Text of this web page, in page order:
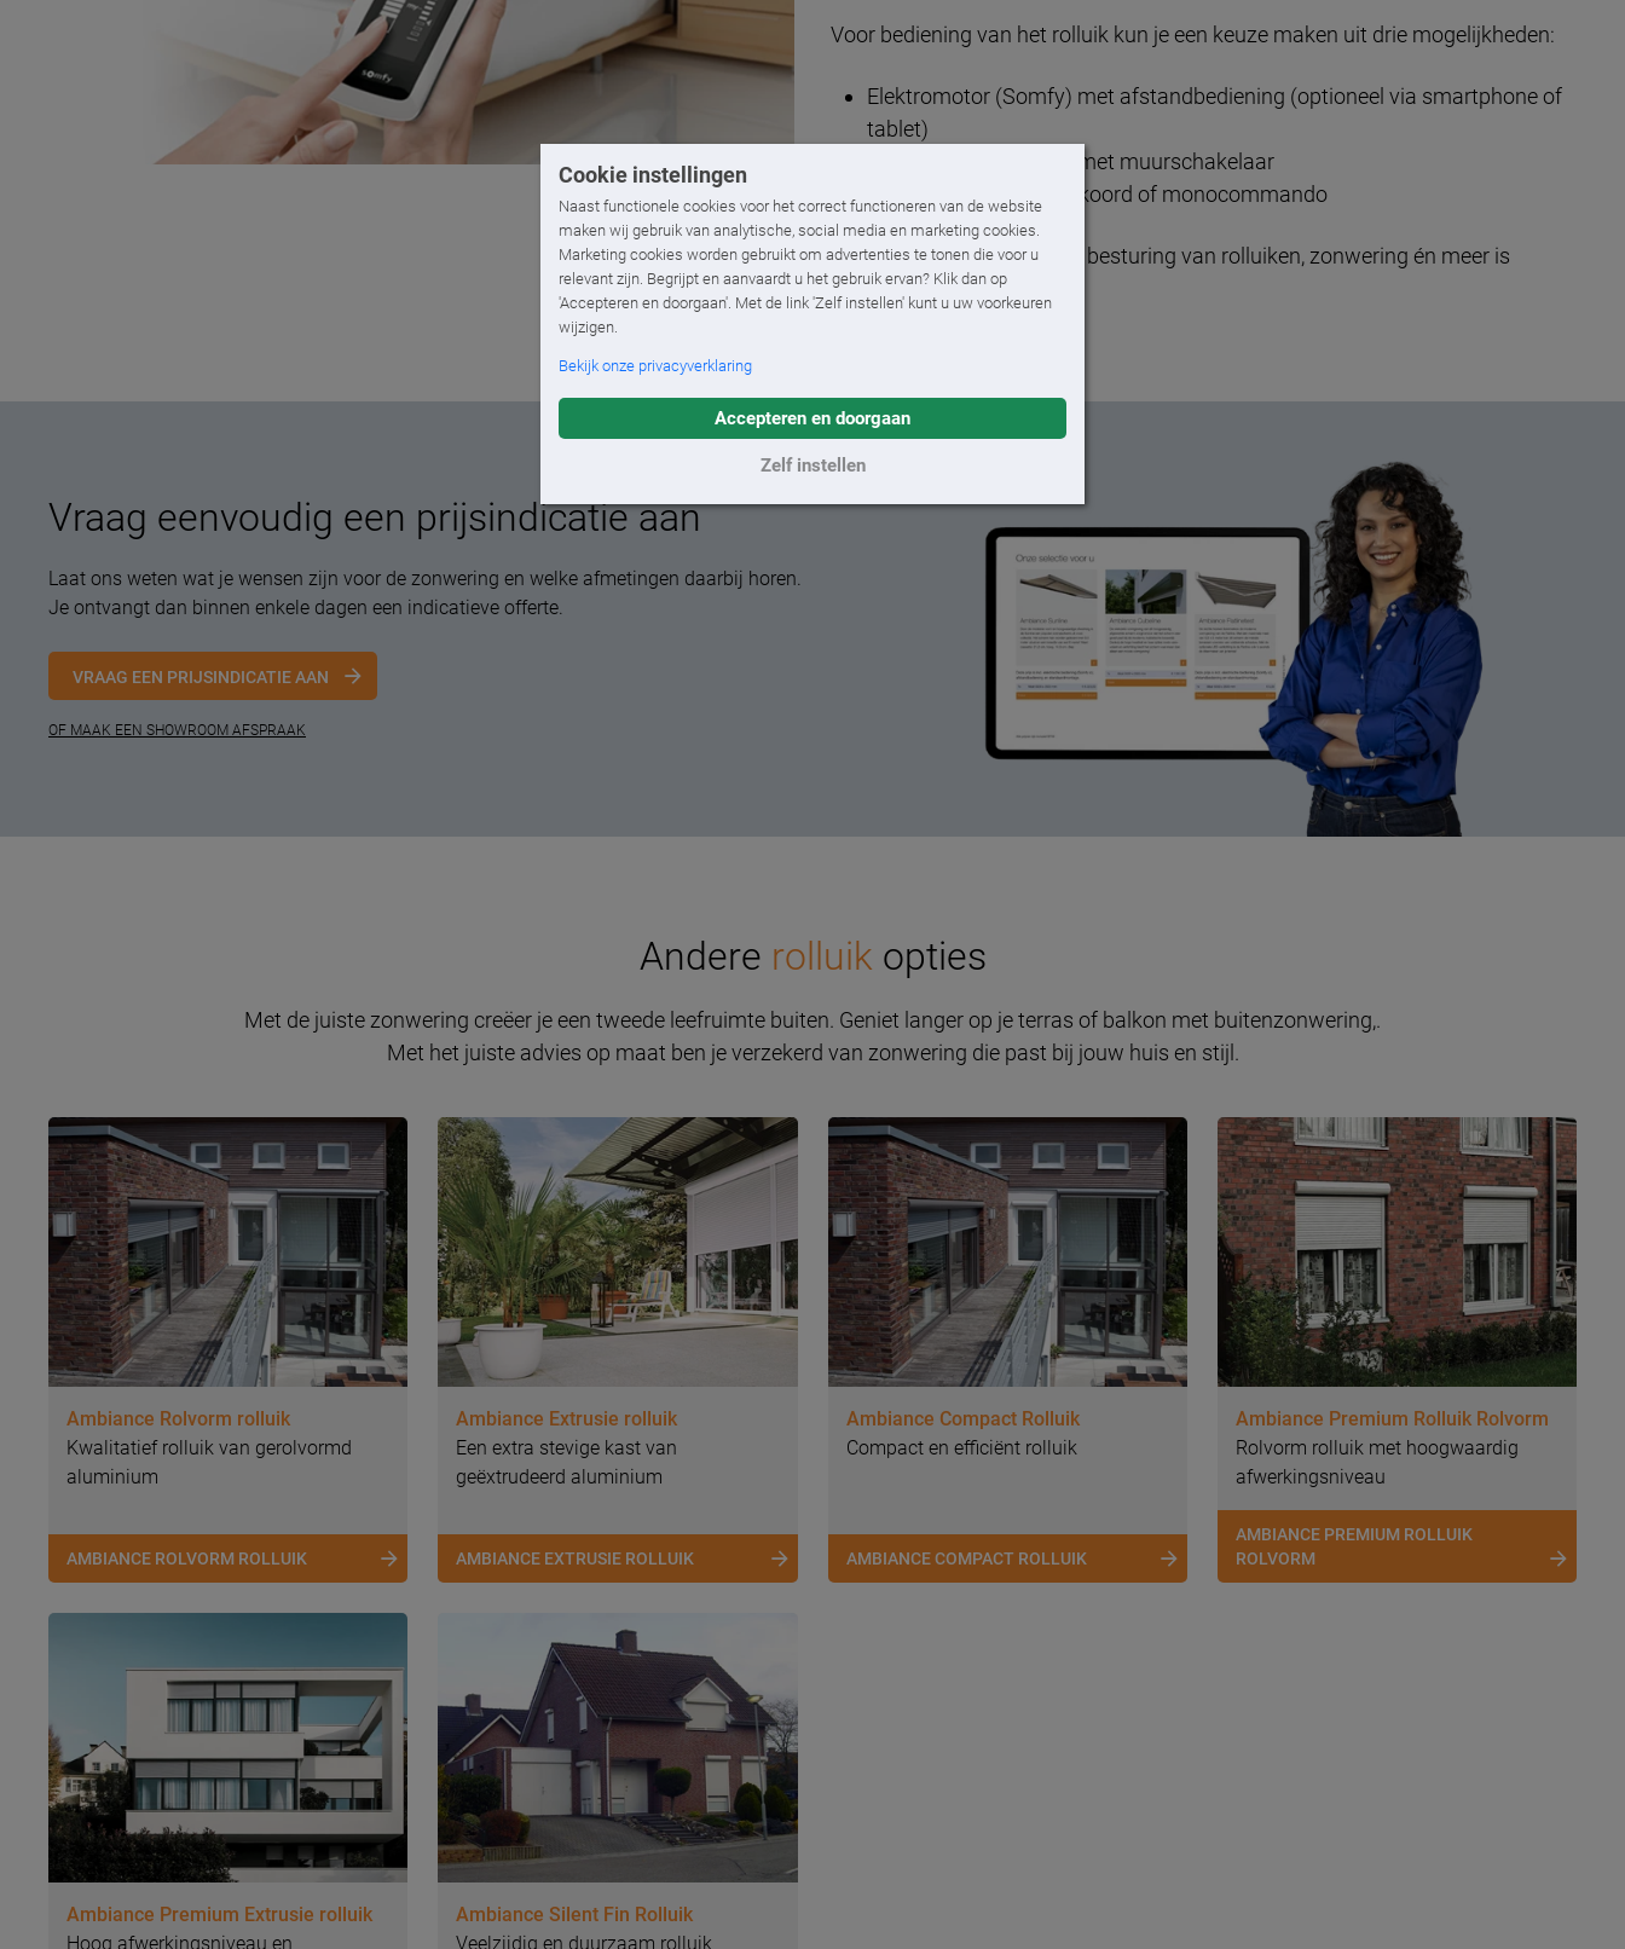
Cookie instellingen
Naast functionele cookies voor het correct functioneren van de website
maken wij gebruik van analytische, social media en marketing cookies.
Marketing cookies worden gebruikt om advertenties te tonen die voor u
relevant zijn. Begrijpt en aanvaardt u het gebruik ervan? Klik dan op
'Accepteren en doorgaan'. Met de link 'Zelf instellen' kunt u uw voorkeuren
wijzigen.
Bekijk onze privacyverklaring
Accepteren en doorgaan
Zelf instellen
Voor bediening van het rolluik kun je een keuze maken uit drie mogelijkheden:
Elektromotor (Somfy) met afstandbediening (optioneel via smartphone of
tablet)
Elektromotor (Somfy) met muurschakelaar
Band, bandvertraging, koord of monocommando
Ook volledig automatische besturing van rolluiken, zonwering én meer is
mogelijk!
Vraag eenvoudig een prijsindicatie aan
Laat ons weten wat je wensen zijn voor de zonwering en welke afmetingen daarbij horen.
Je ontvangt dan binnen enkele dagen een indicatieve offerte.
VRAAG EEN PRIJSINDICATIE AAN
OF MAAK EEN SHOWROOM AFSPRAAK
Andere rolluik opties
Met de juiste zonwering creëer je een tweede leefruimte buiten. Geniet langer op je terras of balkon met buitenzonwering,.
Met het juiste advies op maat ben je verzekerd van zonwering die past bij jouw huis en stijl.
Ambiance Rolvorm rolluik
Kwalitatief rolluik van gerolvormd
aluminium
AMBIANCE ROLVORM ROLLUIK
Ambiance Extrusie rolluik
Een extra stevige kast van
geëxtrudeerd aluminium
AMBIANCE EXTRUSIE ROLLUIK
Ambiance Compact Rolluik
Compact en efficiënt rolluik
AMBIANCE COMPACT ROLLUIK
Ambiance Premium Rolluik Rolvorm
Rolvorm rolluik met hoogwaardig
afwerkingsniveau
AMBIANCE PREMIUM ROLLUIK
ROLVORM
Ambiance Premium Extrusie rolluik
Hoog afwerkingsniveau en
Ambiance Silent Fin Rolluik
Veelzijdig en duurzaam rolluik